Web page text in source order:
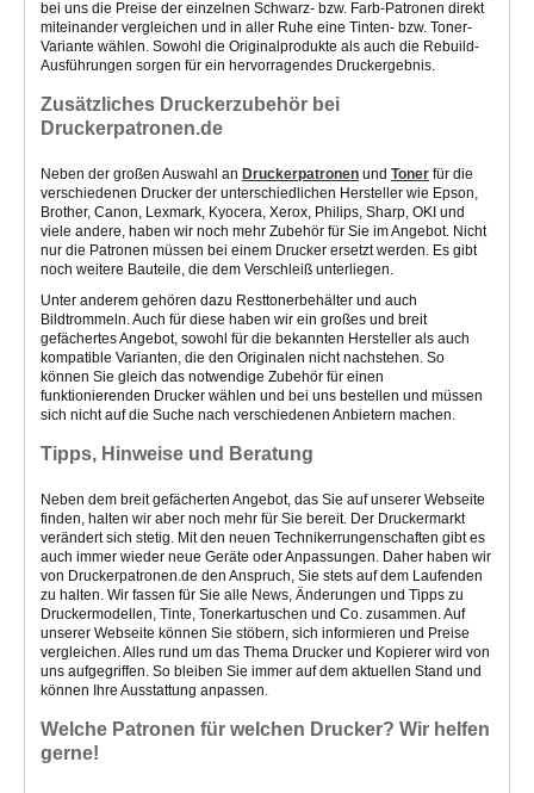
bei uns die Preise der einzelnen Schwarz- bzw. Farb-Patronen direkt
miteinander vergleichen und in aller Ruhe eine Tinten- bzw. Toner-
Variante wählen. Sowohl die Originalprodukte als auch die Rebuild-
Ausführungen sorgen für ein hervorragendes Druckergebnis.
Zusätzliches Druckerzubehör bei
Druckerpatronen.de
Neben der großen Auswahl an Druckerpatronen und Toner für die
verschiedenen Drucker der unterschiedlichen Hersteller wie Epson,
Brother, Canon, Lexmark, Kyocera, Xerox, Philips, Sharp, OKI und
viele andere, haben wir noch mehr Zubehör für Sie im Angebot. Nicht
nur die Patronen müssen bei einem Drucker ersetzt werden. Es gibt
noch weitere Bauteile, die dem Verschleiß unterliegen.
Unter anderem gehören dazu Resttonerbehälter und auch
Bildtrommeln. Auch für diese haben wir ein großes und breit
gefächertes Angebot, sowohl für die bekannten Hersteller als auch
kompatible Varianten, die den Originalen nicht nachstehen. So
können Sie gleich das notwendige Zubehör für einen
funktionierenden Drucker wählen und bei uns bestellen und müssen
sich nicht auf die Suche nach verschiedenen Anbietern machen.
Tipps, Hinweise und Beratung
Neben dem breit gefächerten Angebot, das Sie auf unserer Webseite
finden, halten wir aber noch mehr für Sie bereit. Der Druckermarkt
verändert sich stetig. Mit den neuen Technikerrungenschaften gibt es
auch immer wieder neue Geräte oder Anpassungen. Daher haben wir
von Druckerpatronen.de den Anspruch, Sie stets auf dem Laufenden
zu halten. Wir fassen für Sie alle News, Änderungen und Tipps zu
Druckermodellen, Tinte, Tonerkartuschen und Co. zusammen. Auf
unserer Webseite können Sie stöbern, sich informieren und Preise
vergleichen. Alles rund um das Thema Drucker und Kopierer wird von
uns aufgegriffen. So bleiben Sie immer auf dem aktuellen Stand und
können Ihre Ausstattung anpassen.
Welche Patronen für welchen Drucker? Wir helfen
gerne!